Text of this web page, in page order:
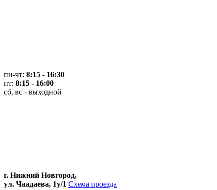
пн-чт: 8:15 - 16:30
пт: 8:15 - 16:00
сб, вс - выходной
г. Нижний Новгород,
ул. Чаадаева, 1у/1 Схема проезда